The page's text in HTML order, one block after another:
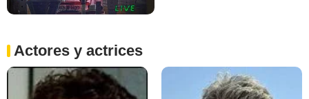
Actores y actrices